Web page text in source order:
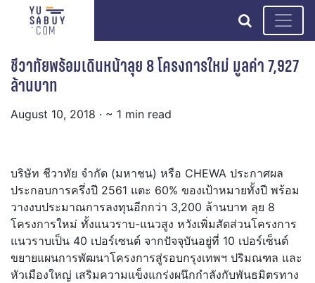
search
ชีวาทัยพร้อมเดินหน้าลุย 8 โครงการใหม่ มูลค่า 7,927
ล้านบาท
August 10, 2018 · ~ 1 min read
บริษัท ชีวาทัย จำกัด (มหาชน) หรือ CHEWA ประกาศผล
ประกอบการครึ่งปี 2561 แตะ 60% ของเป้าหมายทั้งปี พร้อม
วางงบประมาณการลงทุนอีกกว่า 3,200 ล้านบาท ลุย 8
โครงการใหม่ ทั้งแนวราบ-แนวสูง หวังเพิ่มสัดส่วนโครงการ
แนวราบเป็น 40 เปอร์เซนต์ จากปัจจุบันอยู่ที่ 10 เปอร์เซ็นต์
ขยายแผนการพัฒนาโครงการสู่รอบกรุงเทพฯ ปริมณฑล และ
หัวเมืองใหญ่ เสริมความแข็งแกร่งผนึกกำลังกับพันธมิตรทาง